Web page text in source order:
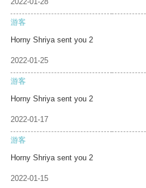
游客
Horny Shriya sent you 2
2022-01-25
游客
Horny Shriya sent you 2
2022-01-17
游客
Horny Shriya sent you 2
2022-01-15